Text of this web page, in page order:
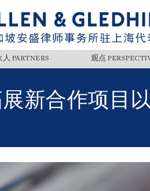
人 PARTNERS 观点
新合作项目